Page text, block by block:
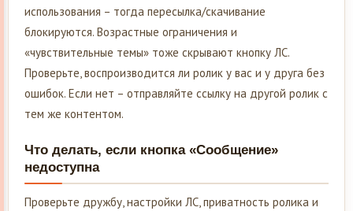
использования – тогда пересылка/скачивание
блокируются. Возрастные ограничения и
«чувствительные темы» тоже скрывают кнопку ЛС.
Проверьте, воспроизводится ли ролик у вас и у друга без
ошибок. Если нет – отправляйте ссылку на другой ролик с
тем же контентом.
Что делать, если кнопка «Сообщение»
недоступна
Проверьте дружбу, настройки ЛС, приватность ролика и